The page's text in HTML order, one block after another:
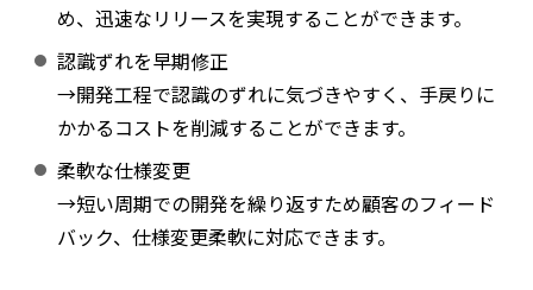
め、迅速なリリースを実現することができます。
認識ずれを早期修正
→開発工程で認識のずれに気づきやすく、手戻りに
かかるコストを削減することができます。
柔軟な仕様変更
→短い周期での開発を繰り返すため顧客のフィード
バック、仕様変更柔軟に対応できます。